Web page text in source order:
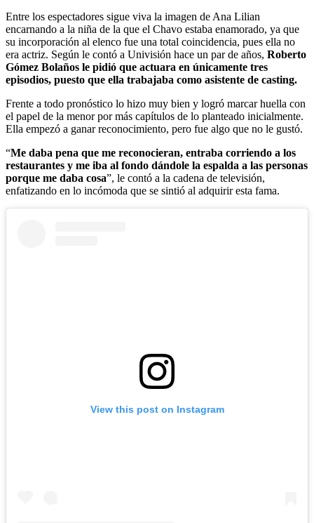
Entre los espectadores sigue viva la imagen de Ana Lilian
encarnando a la niña de la que el Chavo estaba enamorado, ya que
su incorporación al elenco fue una total coincidencia, pues ella no
era actriz. Según le contó a Univisión hace un par de años, Roberto
Gómez Bolaños le pidió que actuara en únicamente tres
episodios, puesto que ella trabajaba como asistente de casting.
Frente a todo pronóstico lo hizo muy bien y logró marcar huella con
el papel de la menor por más capítulos de lo planteado inicialmente.
Ella empezó a ganar reconocimiento, pero fue algo que no le gustó.
“Me daba pena que me reconocieran, entraba corriendo a los
restaurantes y me iba al fondo dándole la espalda a las personas
porque me daba cosa”, le contó a la cadena de televisión,
enfatizando en lo incómoda que se sintió al adquirir esta fama.
View this post on Instagram